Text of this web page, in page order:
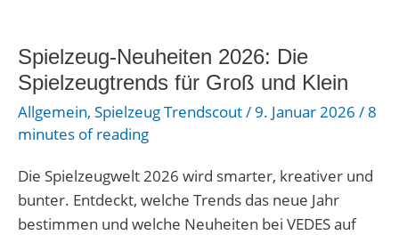
Spielzeug-Neuheiten 2026: Die
Spielzeugtrends für Groß und Klein
Allgemein, Spielzeug Trendscout/9. Januar 2026 / 8
minutes of reading
Die Spielzeugwelt 2026 wird smarter, kreativer und
bunter. Entdeckt, welche Trends das neue Jahr
bestimmen und welche Neuheiten bei VEDES auf
2026:
Die
Spielzeugtrends
für
und
Klein